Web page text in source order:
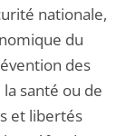
nationale,
du
des
santé ou de
et libertés